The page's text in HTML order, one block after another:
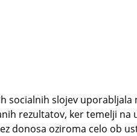
socialnih slojev uporabljala
rezultatov, ker temelji na
donosa oziroma celo ob